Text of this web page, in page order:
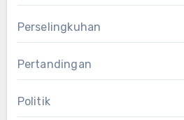
Perselingkuhan
Pertandingan
Politik